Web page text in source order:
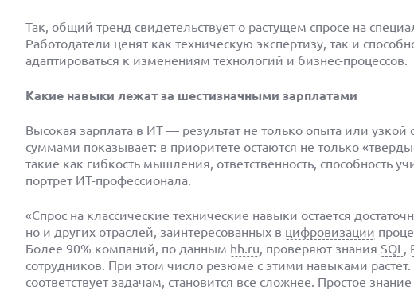
Так, общий тренд свидетельствует о растущем спросе на
Работодатели ценят как техническую экспертизу, так и
адаптироваться к изменениям технологий и бизнес-процессов.
Какие навыки лежат за шестизначными зарплатами
Высокая зарплата в ИТ — результат не только опыта или
суммами показывает: в приоритете остаются не только
такие как гибкость мышления, ответственность, способность
портрет ИТ-профессионала.
«Спрос на классические технические навыки остается
но и других отраслей, заинтересованных в цифровизации
Более 90% компаний, по данным hh.ru, проверяют знания SQL ,
сотрудников. При этом число резюме с этими навыками
соответствует задачам, становится все сложнее. Простое